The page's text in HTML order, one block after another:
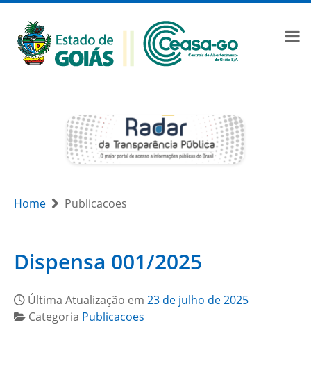
Home Publicacoes
Dispensa 001/2025
Última Atualização em 23 de julho de 2025
Categoria Publicacoes